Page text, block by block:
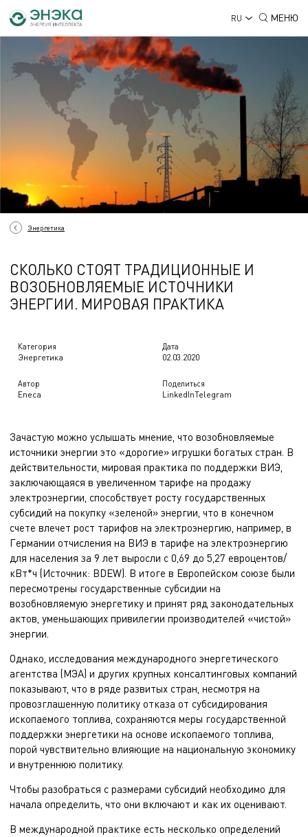
RU МЕНЮ
Энергетика
СКОЛЬКО СТОЯТ ТРАДИЦИОННЫЕ И
ВОЗОБНОВЛЯЕМЫЕ ИСТОЧНИКИ
ЭНЕРГИИ. МИРОВАЯ ПРАКТИКА
Категория
Энергетика
Дата
02.03.2020
Автор
Eneca
Поделиться
LinkedInTelegram
Зачастую можно услышать мнение, что возобновляемые
источники энергии это «дорогие» игрушки богатых стран. В
действительности, мировая практика по поддержки ВИЭ,
заключающаяся в увеличенном тарифе на продажу
электроэнергии, способствует росту государственных
субсидий на покупку «зеленой» энергии, что в конечном
счете влечет рост тарифов на электроэнергию, например, в
Германии отчисления на ВИЭ в тарифе на электроэнергию
для населения за 9 лет выросли с 0,69 до 5,27 евроцентов/
кВт*ч (Источник: BDEW). В итоге в Европейском союзе были
пересмотрены государственные субсидии на
возобновляемую энергетику и принят ряд законодательных
актов, уменьшающих привилегии производителей «чистой»
энергии.
Однако, исследования международного энергетического
агентства (МЭА) и других крупных консалтинговых компаний
показывают, что в ряде развитых стран, несмотря на
провозглашенную политику отказа от субсидирования
ископаемого топлива, сохраняются меры государственной
поддержки энергетики на основе ископаемого топлива,
порой чувствительно влияющие на национальную экономику
и внутреннюю политику.
Чтобы разобраться с размерами субсидий необходимо для
начала определить, что они включают и как их оценивают.
В международной практике есть несколько определений